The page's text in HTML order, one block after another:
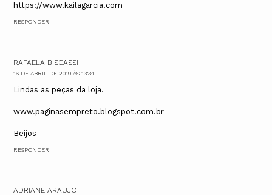
https://www.kailagarcia.com
RESPONDER
RAFAELA BISCASSI
16 DE ABRIL DE 2019 ÀS 13:34
Lindas as peças da loja.
www.paginasempreto.blogspot.com.br
Beijos
RESPONDER
ADRIANE ARAUJO